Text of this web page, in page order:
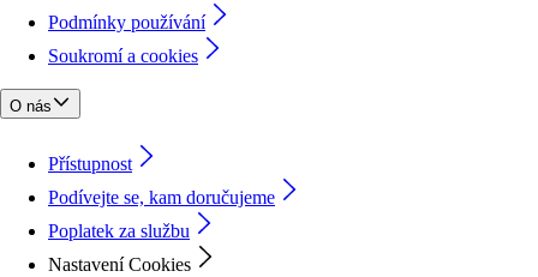
Podmínky používání
Soukromí a cookies
O nás
Přístupnost
Podívejte se, kam doručujeme
Poplatek za službu
Nastavení Cookies